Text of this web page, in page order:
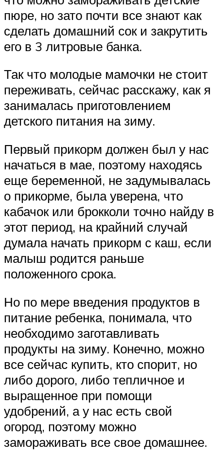
пюре, но зато почти все знают как
сделать домашний сок и закрутить
его в 3 литровые банка.
Так что молодые мамочки не стоит
переживать, сейчас расскажу, как я
занималась приготовлением
детского питания на зиму.
Первый прикорм должен был у нас
начаться в мае, поэтому находясь
еще беременной, не задумывалась
о прикорме, была уверена, что
кабачок или брокколи точно найду в
этот период, на крайний случай
думала начать прикорм с каш, если
малыш родится раньше
положенного срока.
Но по мере введения продуктов в
питание ребенка, понимала, что
необходимо заготавливать
продукты на зиму. Конечно, можно
все сейчас купить, кто спорит, но
либо дорого, либо тепличное и
выращенное при помощи
удобрений, а у нас есть свой
огород, поэтому можно
замораживать все свое домашнее.